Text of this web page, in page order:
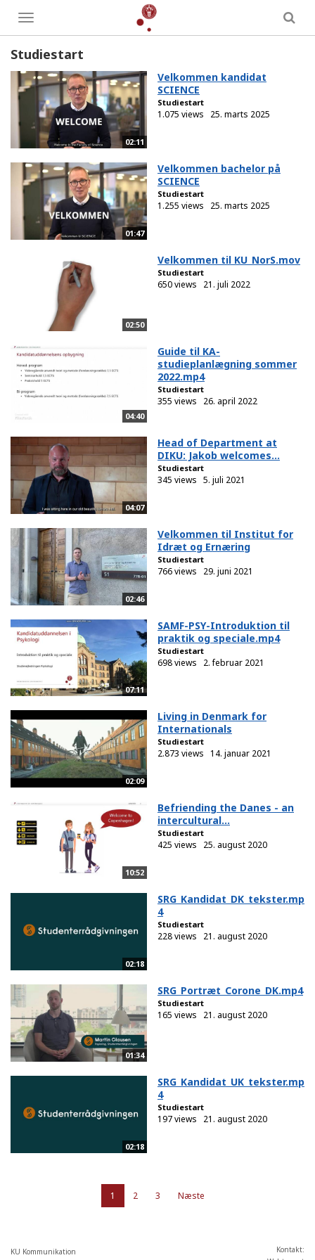
Toggle
menu
Studiestart
02:11
Velkommen kandidat
SCIENCE
Studiestart
1.075 views 25. marts 2025
01:47
Velkommen bachelor på
SCIENCE
Studiestart
1.255 views 25. marts 2025
02:50
Velkommen til KU_NorS.mov
Studiestart
650 views 21. juli 2022
04:40
Guide til KA-
studieplanlægning sommer
2022.mp4
Studiestart
355 views 26. april 2022
04:07
Head of Department at
DIKU: Jakob welcomes...
Studiestart
345 views 5. juli 2021
02:46
Velkommen til Institut for
Idræt og Ernæring
Studiestart
766 views 29. juni 2021
07:11
SAMF-PSY-Introduktion til
praktik og speciale.mp4
Studiestart
698 views 2. februar 2021
02:09
Living in Denmark for
Internationals
Studiestart
2.873 views 14. januar 2021
10:52
Befriending the Danes - an
intercultural...
Studiestart
425 views 25. august 2020
02:18
SRG_Kandidat_DK_tekster.mp
4
Studiestart
228 views 21. august 2020
01:34
SRG_Portræt_Corone_DK.mp4
Studiestart
165 views 21. august 2020
02:18
SRG_Kandidat_UK_tekster.mp
4
Studiestart
197 views 21. august 2020
1 2 3 Næste
KU Kommunikation
Kontakt: